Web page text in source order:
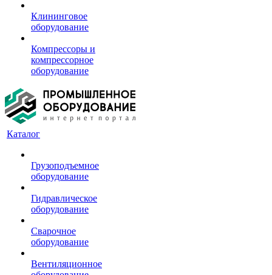
Клининговое
оборудование
Компрессоры и
компрессорное
оборудование
Каталог
Грузоподъемное
оборудование
Гидравлическое
оборудование
Сварочное
оборудование
Вентиляционное